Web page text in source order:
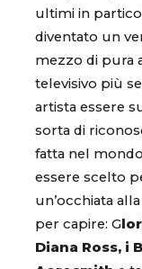
ultimi in
diventato un
mezzo di pura
televisivo più
artista essere
sorta di
fatta nel
essere scelto
un’occhiata
per capire: G
Diana Ross, i